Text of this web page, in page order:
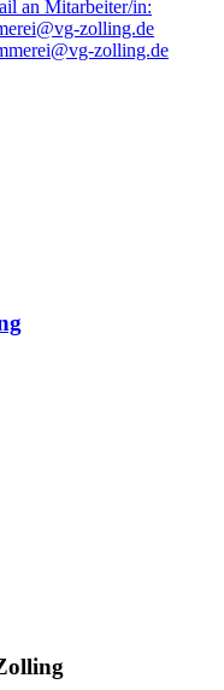
zolling.de